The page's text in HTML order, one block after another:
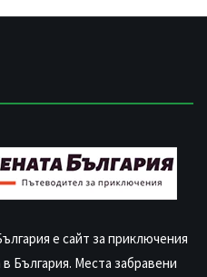
е сайт за приключения
България. Места забравени